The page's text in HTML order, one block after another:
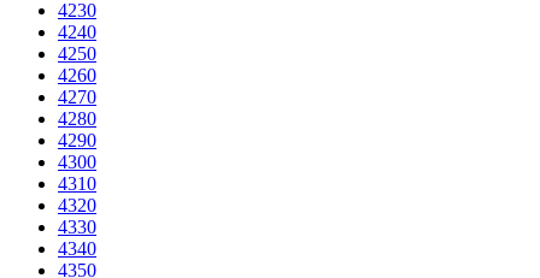
4230
4240
4250
4260
4270
4280
4290
4300
4310
4320
4330
4340
4350